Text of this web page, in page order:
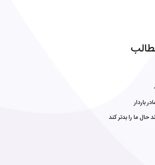
باردار
حال ما را بدتر کند